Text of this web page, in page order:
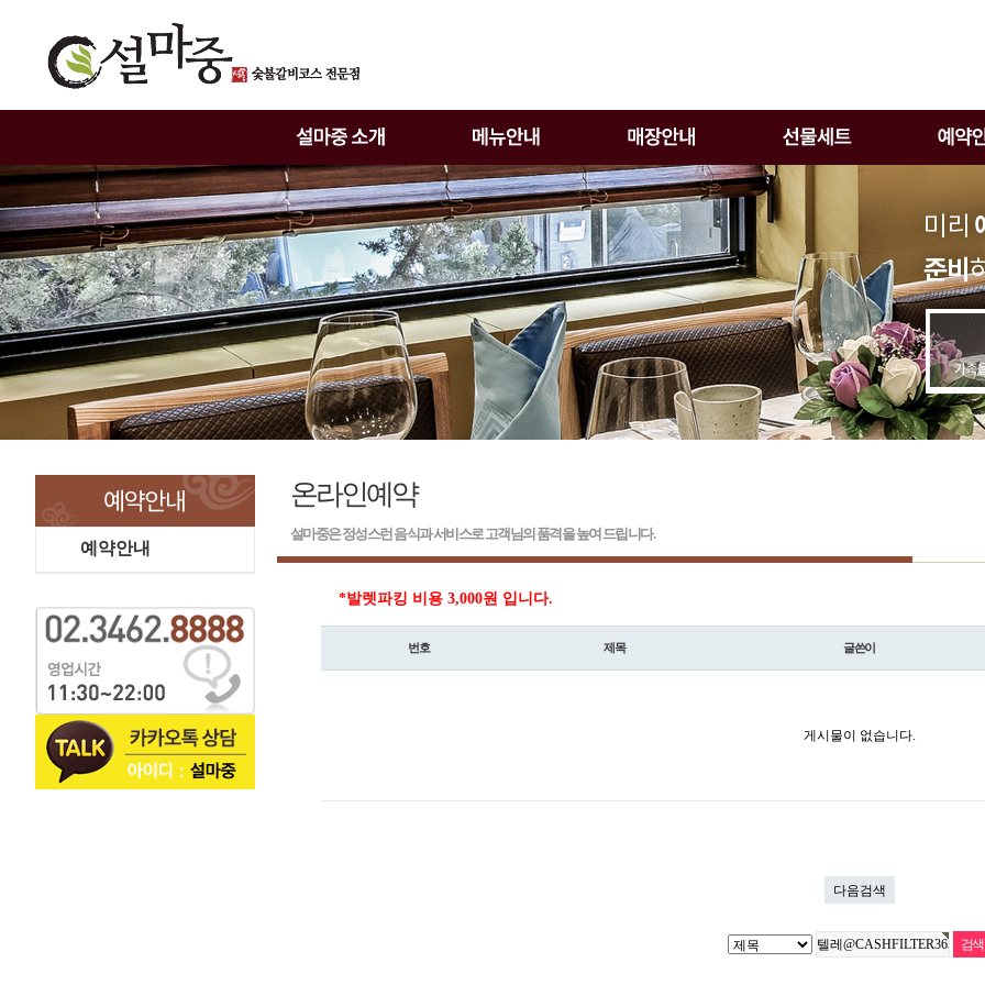
예약안내
온라인예약
설마중은 정성스런 음식과 서비스로 고객님의 품격을 높여 드립니다.
*발렛파킹 비용 3,000원 입니다.
번호 제목 글쓴이
게시물이 없습니다.
다음검색